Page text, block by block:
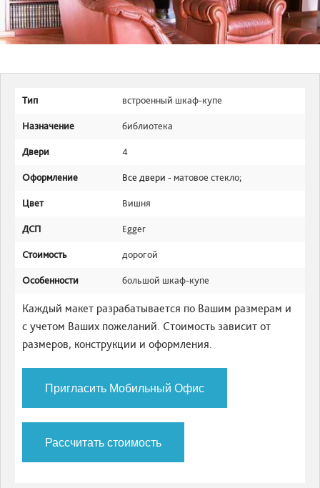
Тип встроенный шкаф-купе
Назначение библиотека
Двери 4
Оформление Все двери - матовое стекло;
Цвет Вишня
ДСП Egger
Стоимость дорогой
Особенности большой шкаф-купе
Каждый макет разрабатывается по Вашим размерам и
с учетом Ваших пожеланий. Стоимость зависит от
размеров, конструкции и оформления.
Пригласить Мобильный Офис
Рассчитать стоимость